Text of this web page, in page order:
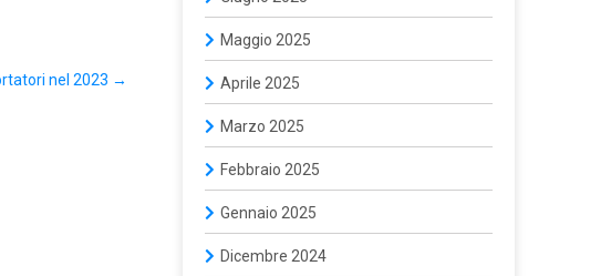
nel 2023 →
Maggio 2025
Aprile 2025
Marzo 2025
Febbraio 2025
Gennaio 2025
Dicembre 2024